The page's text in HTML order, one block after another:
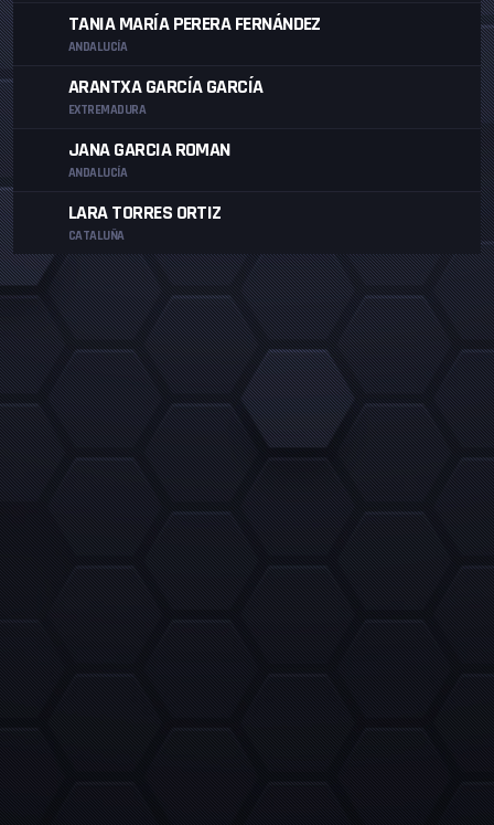
TANIA MARÍA PERERA FERNÁNDEZ
ANDALUCÍA
ARANTXA GARCÍA GARCÍA
EXTREMADURA
JANA GARCIA ROMAN
ANDALUCÍA
LARA TORRES ORTIZ
CATALUÑA